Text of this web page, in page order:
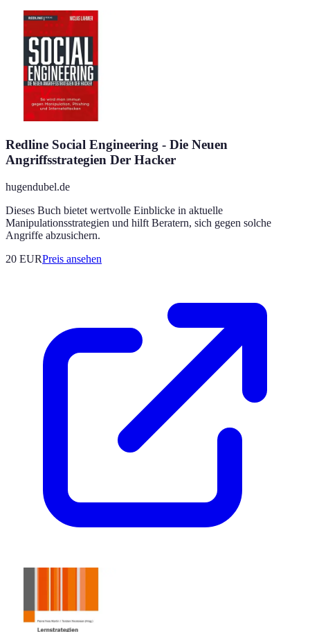
Redline Social Engineering - Die Neuen
Angriffsstrategien Der Hacker
hugendubel.de
Dieses Buch bietet wertvolle Einblicke in aktuelle
Manipulationsstrategien und hilft Beratern, sich gegen solche
Angriffe abzusichern.
20 EURPreis ansehen